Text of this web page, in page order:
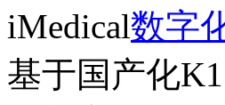
iMedical数字
基于国产化